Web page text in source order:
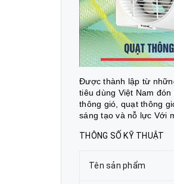
Được thành lập từ
tiêu dùng Việt Nam
thông gió, quạt thông
sáng tạo và nỗ lực Với
THÔNG SỐ KỸ THUẬT
Tên sản phẩm